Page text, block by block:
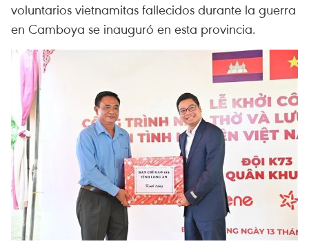
voluntarios vietnamitas fallecidos durante la guerra
en Camboya se inauguró en esta provincia.